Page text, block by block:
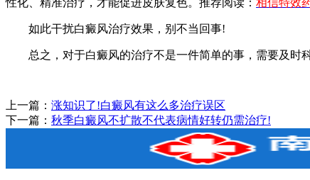
如此干扰白癜风治疗效果，别不当回事!
总之，对于白癜风的治疗不是一件简单的事，需要及时科
上一篇： 涨知识了!白癜风有这么多治疗误区
下一篇： 秋季白癜风不扩散不代表病情好转仍需治疗!